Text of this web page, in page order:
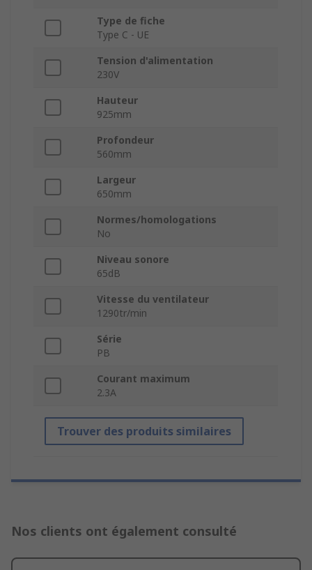
Type de fiche
Type C - UE
Tension d'alimentation
230V
Hauteur
925mm
Profondeur
560mm
Largeur
650mm
Normes/homologations
No
Niveau sonore
65dB
Vitesse du ventilateur
1290tr/min
Série
PB
Courant maximum
2.3A
Trouver des produits similaires
Nos clients ont également consulté